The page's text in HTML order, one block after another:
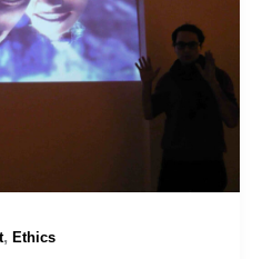
, Ethics